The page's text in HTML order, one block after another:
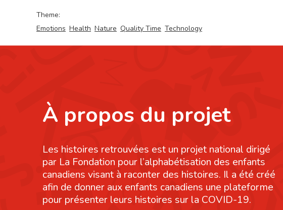
Theme:
Emotions Health Nature Quality Time Technology
À propos du projet
Les histoires retrouvées est un projet national dirigé
par La Fondation pour l’alphabétisation des enfants
canadiens visant à raconter des histoires. Il a été créé
afin de donner aux enfants canadiens une plateforme
pour présenter leurs histoires sur la COVID-19.